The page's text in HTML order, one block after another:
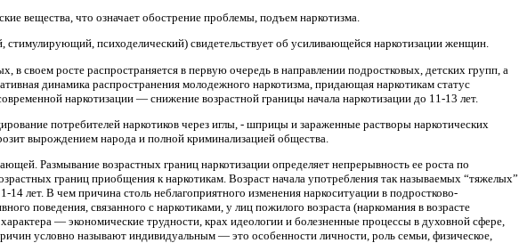
вещества, что означает обострение проблемы, подъем наркотизма.
психоделический) свидетельствует об усиливающейся наркотизации женщин.
своем росте распространяется в первую очередь в направлении подростковых, детских групп, а
динамика распространения молодежного наркотизма, придающая наркотикам статус
наркотизации — снижение возрастной границы начала наркотизации до 11-13 лет.
потребителей наркотиков через иглы, - шприцы и зараженные растворы наркотических
вырождением народа и полной криминализацией общества.
Размывание возрастных границ наркотизации определяет непрерывность ее роста по
границ приобщения к наркотикам. Возраст начала употребления так называемых “тяжелых”
лет. В чем причина столь неблагоприятного изменения наркоситуации в подростково-
поведения, связанного с наркотиками, у лиц пожилого возраста (наркомания в возрасте
— экономические трудности, крах идеологии и болезненные процессы в духовной сфере,
условно называют индивидуальным — это особенности личности, роль семьи, физическое,